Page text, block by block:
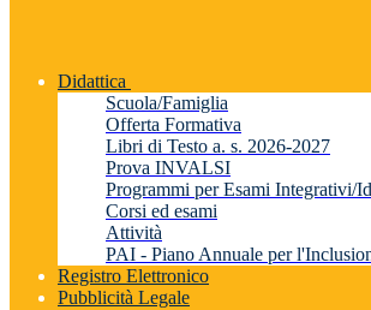
Didattica
Scuola/Famiglia
Offerta Formativa
Libri di Testo a. s. 2026-2027
Prova INVALSI
Programmi per Esami Integrativi/
Corsi ed esami
Attività
PAI - Piano Annuale per
Registro Elettronico
Pubblicità Legale